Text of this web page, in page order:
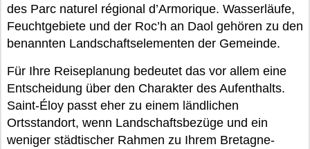
des Parc naturel régional d’Armorique. Wasserläufe,
Feuchtgebiete und der Roc’h an Daol gehören zu den
benannten Landschaftselementen der Gemeinde.
Für Ihre Reiseplanung bedeutet das vor allem eine
Entscheidung über den Charakter des Aufenthalts.
Saint-Éloy passt eher zu einem ländlichen
Ortsstandort, wenn Landschaftsbezüge und ein
weniger städtischer Rahmen zu Ihrem Bretagne-